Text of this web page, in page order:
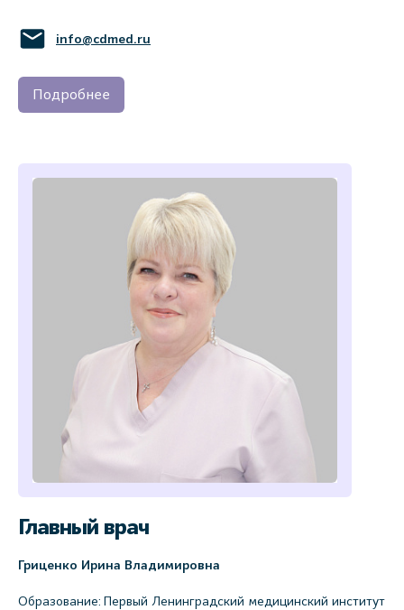
info@cdmed.ru
Подробнее
Главный врач
Гриценко Ирина Владимировна
Образование: Первый Ленинградский медицинский институт